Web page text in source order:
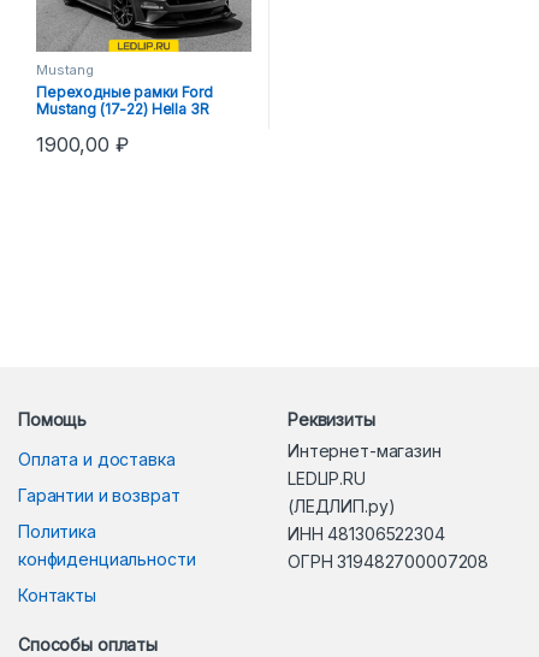
Mustang
Переходные рамки Ford
Mustang (17-22) Hella 3R
1900,00 ₽
Помощь
Оплата и доставка
Гарантии и возврат
Политика
конфиденциальности
Контакты
Реквизиты
Интернет-магазин
LEDLIP.RU
(ЛЕДЛИП.ру)
ИНН 481306522304
ОГРН 319482700007208
Способы оплаты